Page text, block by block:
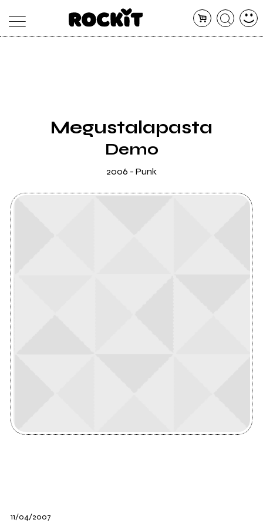
SHOPMegustalapasta
Demo
2006 - Punk
11/04/2007